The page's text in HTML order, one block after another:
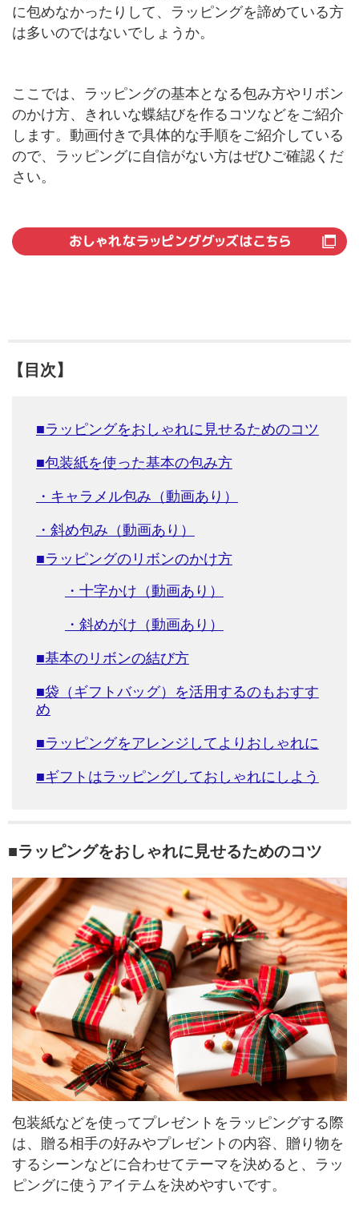
に包めなかったりして、ラッピングを諦めている方
は多いのではないでしょうか。
ここでは、ラッピングの基本となる包み方やリボン
のかけ方、きれいな蝶結びを作るコツなどをご紹介
します。動画付きで具体的な手順をご紹介している
ので、ラッピングに自信がない方はぜひご確認くだ
さい。
【目次】
■ラッピングをおしゃれに見せるためのコツ
■包装紙を使った基本の包み方
・キャラメル包み（動画あり）
・斜め包み（動画あり）
■ラッピングのリボンのかけ方
・十字かけ（動画あり）
・斜めがけ（動画あり）
■基本のリボンの結び方
■袋（ギフトバッグ）を活用するのもおすす
め
■ラッピングをアレンジしてよりおしゃれに
■ギフトはラッピングしておしゃれにしよう
■ラッピングをおしゃれに見せるためのコツ
包装紙などを使ってプレゼントをラッピングする際
は、贈る相手の好みやプレゼントの内容、贈り物を
するシーンなどに合わせてテーマを決めると、ラッ
ピングに使うアイテムを決めやすいです。